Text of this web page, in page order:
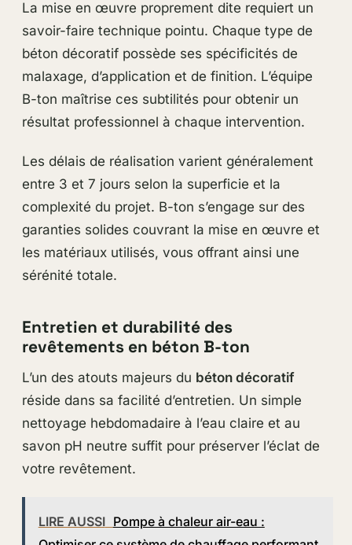
La mise en œuvre proprement dite requiert un
savoir-faire technique pointu. Chaque type de
béton décoratif possède ses spécificités de
malaxage, d’application et de finition. L’équipe
B-ton maîtrise ces subtilités pour obtenir un
résultat professionnel à chaque intervention.
Les délais de réalisation varient généralement
entre 3 et 7 jours selon la superficie et la
complexité du projet. B-ton s’engage sur des
garanties solides couvrant la mise en œuvre et
les matériaux utilisés, vous offrant ainsi une
sérénité totale.
Entretien et durabilité des
revêtements en béton B-ton
L’un des atouts majeurs du béton décoratif
réside dans sa facilité d’entretien. Un simple
nettoyage hebdomadaire à l’eau claire et au
savon pH neutre suffit pour préserver l’éclat de
votre revêtement.
LIRE AUSSI Pompe à chaleur air-eau :